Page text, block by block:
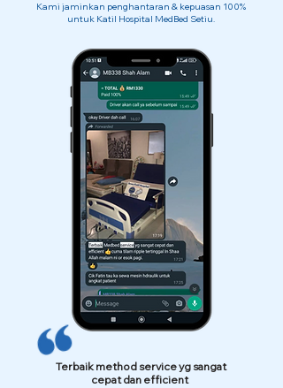
Kami jaminkan penghantaran & kepuasan 100%
untuk Katil Hospital MedBed Setiu.
Terbaik method service yg sangat
cepat dan efficient